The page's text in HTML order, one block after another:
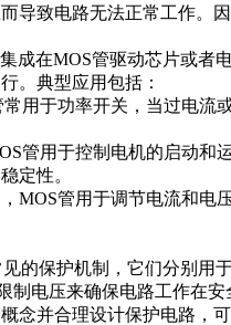
导致电路无法正常工作。
成在MOS管驱动芯片或
。典型应用包括：
用于功率开关，当过电流
管用于控制电机的启动
定性。
MOS管用于调节电流和电
的保护机制，它们分别
制电压来确保电路工作在
念并合理设计保护电路，